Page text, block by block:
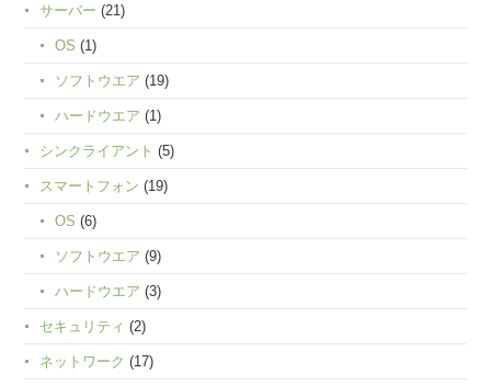
サーバー (21)
OS (1)
ソフトウエア (19)
ハードウエア (1)
シンクライアント (5)
スマートフォン (19)
OS (6)
ソフトウエア (9)
ハードウエア (3)
セキュリティ (2)
ネットワーク (17)